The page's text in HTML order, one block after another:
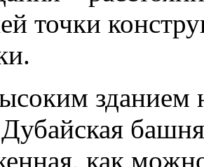
точки
зданием
Дубайская
как